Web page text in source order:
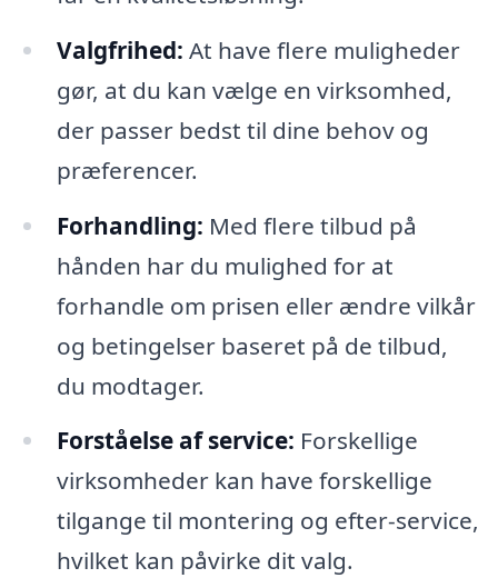
Valgfrihed: At have flere muligheder
gør, at du kan vælge en virksomhed,
der passer bedst til dine behov og
præferencer.
Forhandling: Med flere tilbud på
hånden har du mulighed for at
forhandle om prisen eller ændre vilkår
og betingelser baseret på de tilbud,
du modtager.
Forståelse af service: Forskellige
virksomheder kan have forskellige
tilgange til montering og efter-service,
hvilket kan påvirke dit valg.